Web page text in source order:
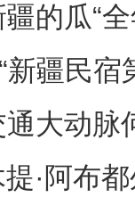
什土陶技艺
的瓜“
新疆民
大动脉
·阿布